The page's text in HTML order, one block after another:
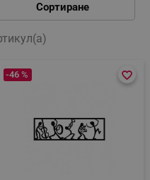
Сортиране
-46 % favorite_border
favorite_border